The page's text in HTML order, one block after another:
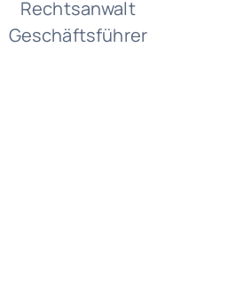
Rechtsanwalt
Geschäftsführer